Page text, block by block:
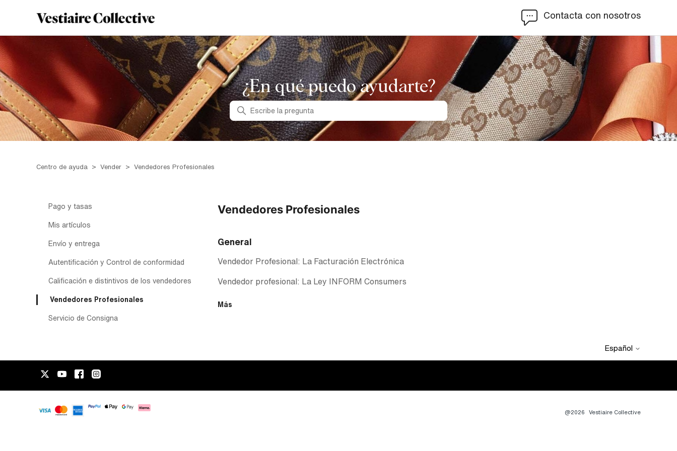
Contacta con nosotros
¿En qué puedo ayudarte?
Búsqueda
Centro de ayuda Vender Vendedores Profesionales
Pago y tasas
Mis artículos
Envío y entrega
Autentificación y Control de conformidad
Calificación e distintivos de los vendedores
Vendedores Profesionales
Servicio de Consigna
General
Vendedor Profesional: La Facturación Electrónica
Vendedor profesional: La Ley INFORM Consumers
Más
Vendedores Profesionales
Español
@2026 Vestiaire Collective